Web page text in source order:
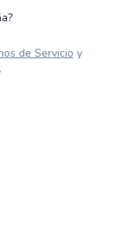
de Servicio y
.